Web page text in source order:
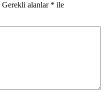
Gerekli alanlar * ile